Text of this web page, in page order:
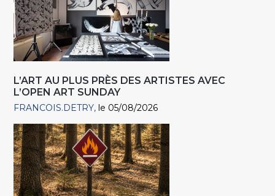
L’ART AU PLUS PRÈS DES ARTISTES AVEC
L’OPEN ART SUNDAY
FRANCOIS.DETRY le 05/08/2026